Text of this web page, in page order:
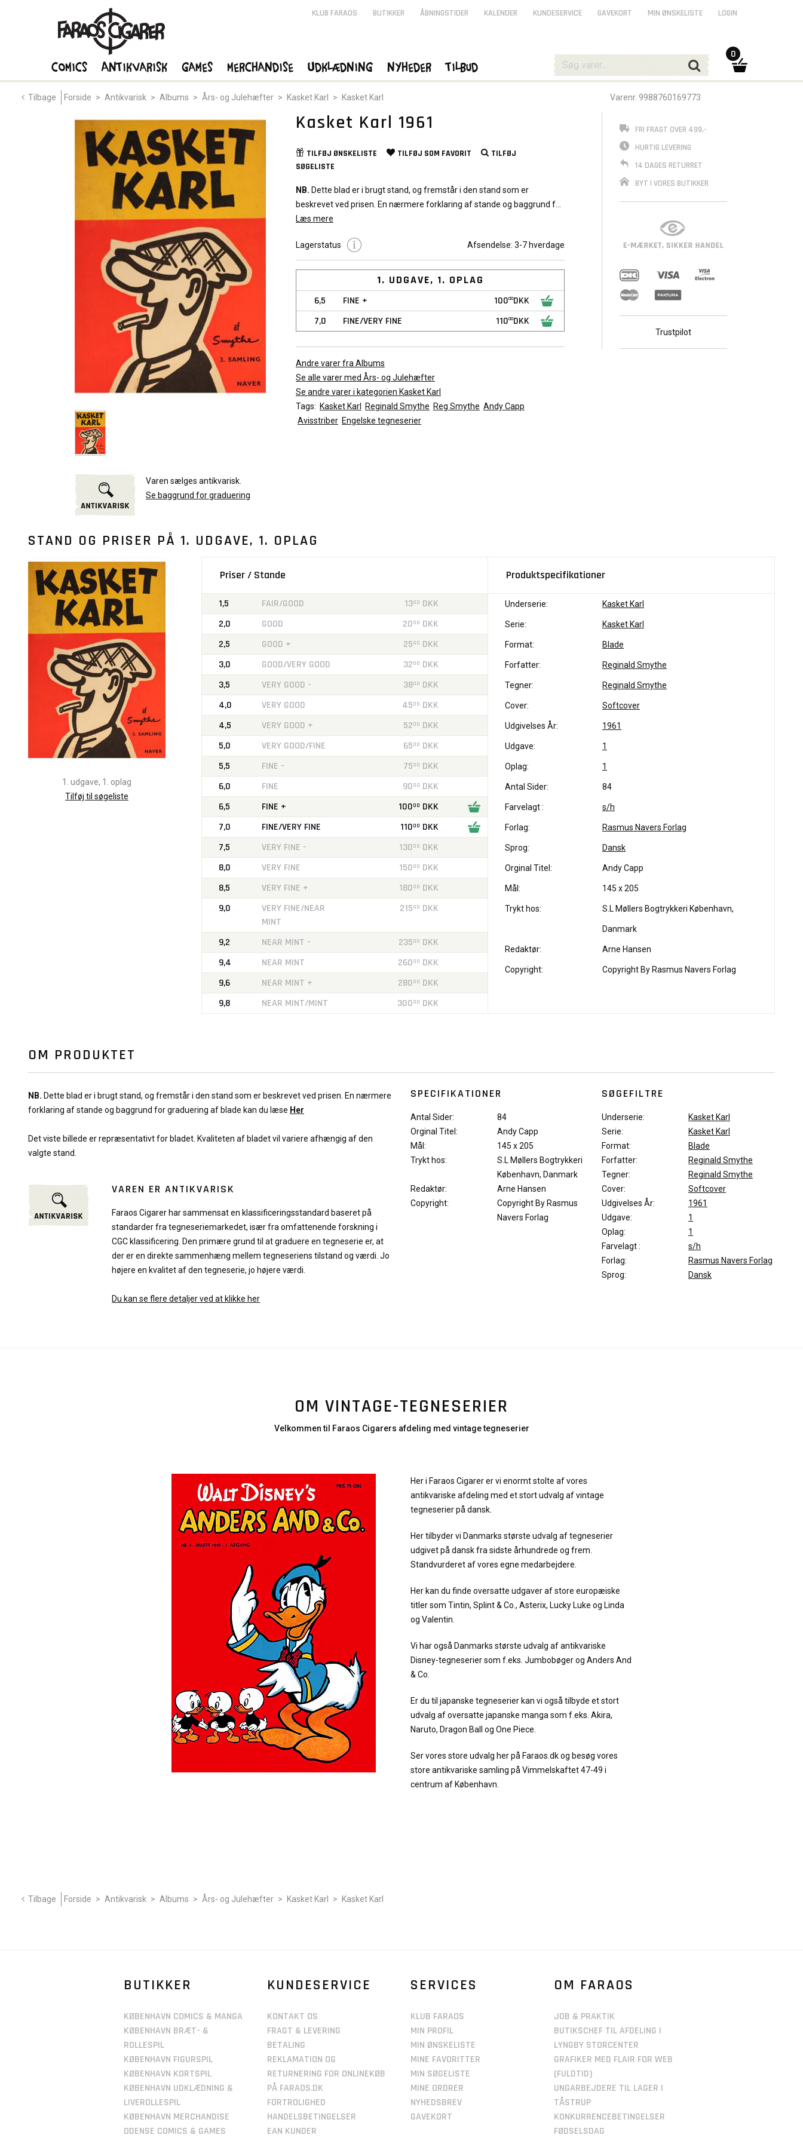
Tilbage Forside > Antikvarisk > Albums > Års- og Julehæfter > Kasket Karl > Kasket Karl Varenr. 9988760169773
Varen sælges antikvarisk.
Se baggrund for graduering
Kasket Karl 1961
TILFØJ ØNSKELISTE TILFØJ SOM FAVORIT
TILFØJ
SØGELISTE
NB. Dette blad er i brugt stand, og fremstår i den stand som er
beskrevet ved prisen. En nærmere forklaring af stande og baggrund for
graduering af blade kan du læse
Det viste billede er repræsentativt for bladet. Kvaliteten af bladet vil
variere afhængig af den valgte stand.
Læs mere
Lagerstatus Afsendelse: 3-7 hverdage
1. UDGAVE, 1. OPLAG
6,5 FINE + 10000DKK
7,0
FINE/VERY FINE 11000DKK
Andre varer fra Albums
Se alle varer med Års- og Julehæfter
Se andre varer i kategorien Kasket Karl
Tags: Kasket Karl Reginald Smythe Reg Smythe Andy Capp
Avisstriber Engelske tegneserier
FRI FRAGT OVER 499,-
HURTIG LEVERING
14 DAGES RETURRET
BYT I VORES BUTIKKER
Trustpilot
STAND OG PRISER PÅ 1. UDGAVE, 1. OPLAG
1. udgave, 1. oplag
Tilføj til søgeliste
Priser / Stande
1,5 FAIR/GOOD 1300 DKK
2,0
GOOD 2000 DKK
2,5
GOOD + 2500 DKK
3,0
GOOD/VERY GOOD 3200 DKK
3,5
VERY GOOD - 3800 DKK
4,0
VERY GOOD 4500 DKK
4,5
VERY GOOD + 5200 DKK
5,0
VERY GOOD/FINE 6500 DKK
5,5
FINE - 7500 DKK
6,0
FINE 9000 DKK
6,5
FINE + 10000 DKK
7,0
FINE/VERY FINE 11000 DKK
7,5
VERY FINE - 13000 DKK
8,0
VERY FINE 15000 DKK
8,5
VERY FINE + 18000 DKK
9,0
VERY FINE/NEAR
MINT
21500 DKK
9,2 NEAR MINT - 23500 DKK
9,4
NEAR MINT 26000 DKK
9,6
NEAR MINT + 28000 DKK
9,8
NEAR MINT/MINT 30000 DKK
Produktspecifikationer
Underserie: Kasket Karl
Serie: Kasket Karl
Format: Blade
Forfatter: Reginald Smythe
Tegner: Reginald Smythe
Cover: Softcover
Udgivelses År: 1961
Udgave: 1
Oplag: 1
Antal Sider: 84
Farvelagt : s/h
Forlag: Rasmus Navers Forlag
Sprog: Dansk
Orginal Titel: Andy Capp
Mål: 145 x 205
Trykt hos: S.L Møllers Bogtrykkeri København,
Danmark
Redaktør: Arne Hansen
Copyright: Copyright By Rasmus Navers Forlag
OM PRODUKTET
NB. Dette blad er i brugt stand, og fremstår i den stand som er beskrevet ved prisen. En nærmere
forklaring af stande og baggrund for graduering af blade kan du læse Her
Det viste billede er repræsentativt for bladet. Kvaliteten af bladet vil variere afhængig af den
valgte stand.
VAREN ER ANTIKVARISK
Faraos Cigarer har sammensat en klassificeringsstandard baseret på
standarder fra tegneseriemarkedet, især fra omfattenende forskning i
CGC klassificering. Den primære grund til at graduere en tegneserie er, at
der er en direkte sammenhæng mellem tegneseriens tilstand og værdi. Jo
højere en kvalitet af den tegneserie, jo højere værdi.
Du kan se flere detaljer ved at klikke her
SPECIFIKATIONER
Antal Sider:
84
Orginal Titel:
Andy Capp
Mål:
145 x 205
Trykt hos:
S.L Møllers Bogtrykkeri
København, Danmark
Redaktør:
Arne Hansen
Copyright:
Copyright By Rasmus
Navers Forlag
SØGEFILTRE
Underserie:
Kasket Karl
Serie:
Kasket Karl
Format:
Blade
Forfatter:
Reginald Smythe
Tegner:
Reginald Smythe
Cover:
Softcover
Udgivelses År:
1961
Udgave:
1
Oplag:
1
Farvelagt :
s/h
Forlag:
Rasmus Navers Forlag
Sprog:
Dansk
OM VINTAGE-TEGNESERIER
Velkommen til Faraos Cigarers afdeling med vintage tegneserier
Her i Faraos Cigarer er vi enormt stolte af vores
antikvariske afdeling med et stort udvalg af vintage
tegneserier på dansk.
Her tilbyder vi Danmarks største udvalg af tegneserier
udgivet på dansk fra sidste århundrede og frem.
Standvurderet af vores egne medarbejdere.
Her kan du finde oversatte udgaver af store europæiske
titler som Tintin, Splint & Co., Asterix, Lucky Luke og Linda
og Valentin.
Vi har også Danmarks største udvalg af antikvariske
Disney-tegneserier som f.eks. Jumbobøger og Anders And
& Co.
Er du til japanske tegneserier kan vi også tilbyde et stort
udvalg af oversatte japanske manga som f.eks. Akira,
Naruto, Dragon Ball og One Piece.
Ser vores store udvalg her på Faraos.dk og besøg vores
store antikvariske samling på Vimmelskaftet 47-49 i
centrum af København.
Tilbage Forside > Antikvarisk > Albums > Års- og Julehæfter > Kasket Karl > Kasket Karl
KLUB FARAOS BUTIKKER ÅBNINGSTIDER KALENDER KUNDESERVICE GAVEKORT MIN ØNSKELISTE LOGIN
Comics Antikvarisk Games Merchandise Udklædning Nyheder Tilbud
0
BUTIKKER
KØBENHAVN COMICS & MANGA
KØBENHAVN BRÆT- &
ROLLESPIL
KØBENHAVN FIGURSPIL
KØBENHAVN KORTSPIL
KØBENHAVN UDKLÆDNING &
LIVEROLLESPIL
KØBENHAVN MERCHANDISE
ODENSE COMICS & GAMES
KUNDESERVICE
KONTAKT OS
FRAGT & LEVERING
BETALING
REKLAMATION OG
RETURNERING FOR ONLINEKØB
PÅ FARAOS.DK
FORTROLIGHED
HANDELSBETINGELSER
EAN KUNDER
SERVICES
KLUB FARAOS
MIN PROFIL
MIN ØNSKELISTE
MINE FAVORITTER
MIN SØGELISTE
MINE ORDRER
NYHEDSBREV
GAVEKORT
OM FARAOS
JOB & PRAKTIK
BUTIKSCHEF TIL AFDELING I
LYNGBY STORCENTER
GRAFIKER MED FLAIR FOR WEB
(FULDTID)
UNGARBEJDERE TIL LAGER I
TÅSTRUP
KONKURRENCEBETINGELSER
FØDSELSDAG